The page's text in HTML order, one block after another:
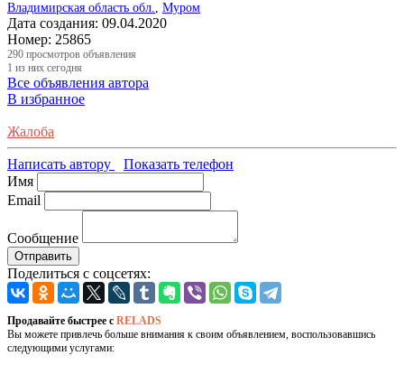
Владимирская область обл., Муром
Дата создания: 09.04.2020
Номер: 25865
290 просмотров объявления
1 из них сегодня
Все объявления автора
В избранное
Жалоба
Написать автору
Показать телефон
Имя
Email
Сообщение
Отправить
Поделиться с соцсетях:
Продавайте быстрее с RELADS
Вы можете привлечь больше внимания к своим объявлением, воспользовавшись
следующими услугами: